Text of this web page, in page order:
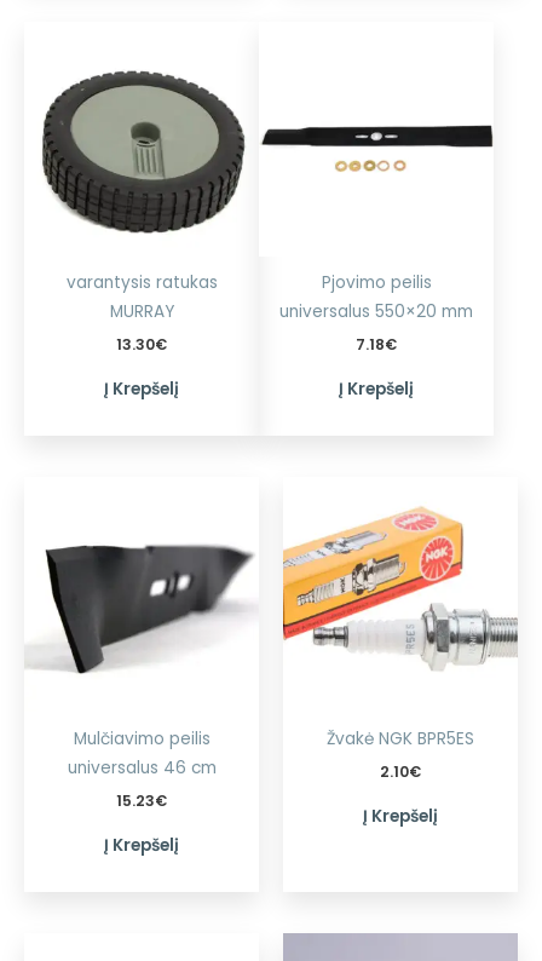
varantysis ratukas
MURRAY
13.30€
Į Krepšelį
Pjovimo peilis
universalus 550×20 mm
7.18€
Į Krepšelį
Mulčiavimo peilis
universalus 46 cm
15.23€
Į Krepšelį
Žvakė NGK BPR5ES
2.10€
Į Krepšelį